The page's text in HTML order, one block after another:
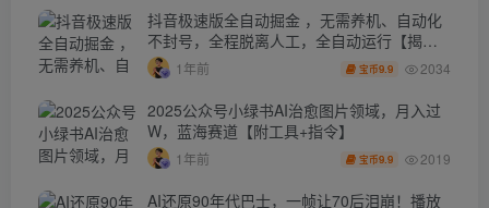
抖音极速版全自动掘金 ，无需养机、自动化
不封号，全程脱离人工，全自动运行【揭
秘】 1年前 宝币9.9 2034
2025公众号小绿书AI治愈图片领域，月入过
W，蓝海赛道【附工具+指令】
1年前 宝币9.9 2019
AI还原90年代巴士，一帧让70后泪崩！播放